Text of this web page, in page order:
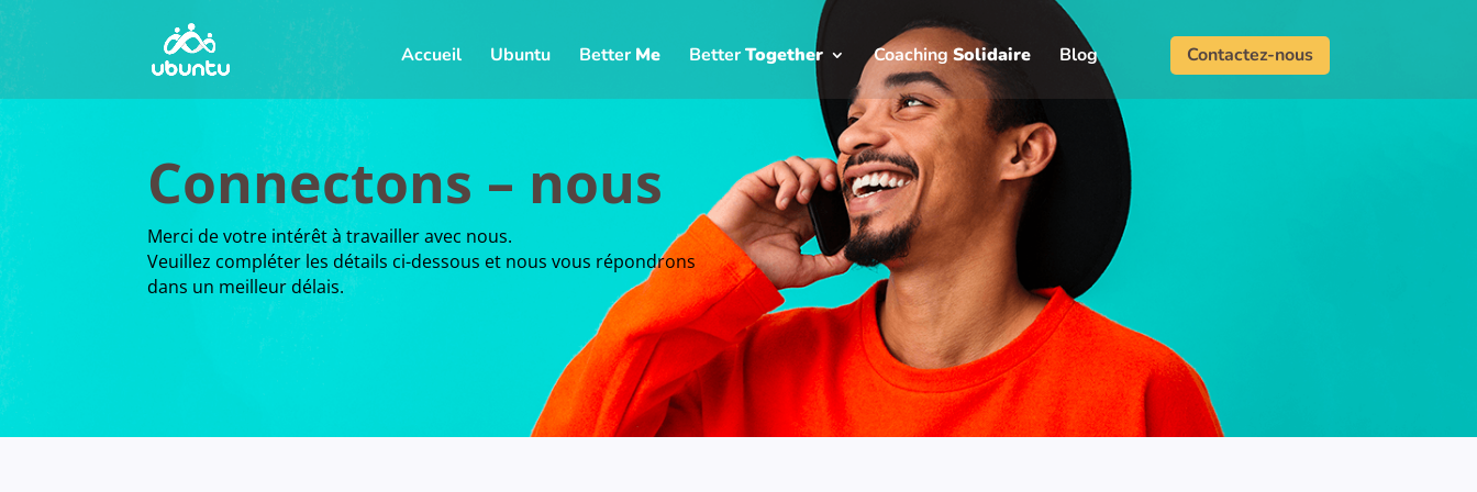
Accueil Ubuntu Better Me BetterTogether CoachingSolidaire Blog Contactez-nous
Connectons – nous
Merci de votre intérêt à travailler avec nous.
Veuillez compléter les détails ci-dessous et nous vous répondrons
dans un meilleur délais.